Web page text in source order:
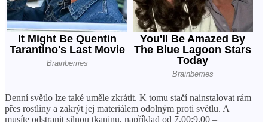
Denní světlo lze také uměle zkrátit. K tomu stačí nainstalovat rám
přes rostliny a zakrýt jej materiálem odolným proti světlu. A
musíte odstranit silnou tkaninu, například od 7.00:9.00 –